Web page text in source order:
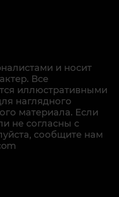
и носит
Все
иллюстративными
наглядного
материала. Если
не согласны с
сообщите нам